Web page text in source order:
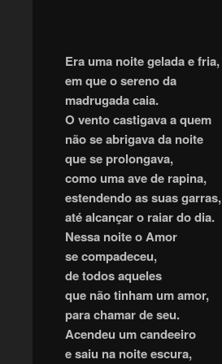
Era uma noite gelada e fria,
em que o sereno da
madrugada caia.
O vento castigava a quem
não se abrigava da noite
que se prolongava,
como uma ave de rapina,
estendendo as suas garras,
até alcançar o raiar do dia.
Nessa noite o Amor
se compadeceu,
de todos aqueles
que não tinham um amor,
para chamar de seu.
Acendeu um candeeiro
e saiu na noite escura,